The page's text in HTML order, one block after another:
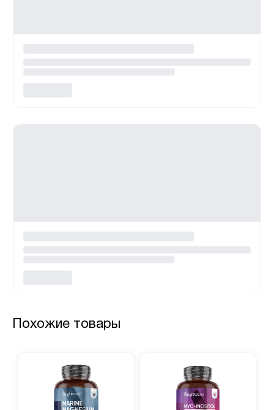
Похожие товары